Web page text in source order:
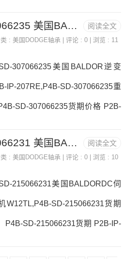
6215LU，7919CTRSUMP3热
厂家INS-SCM-70MINS-S2
格F4B-DL-104LFT-SCEZ-25M-SH
EASE轴承P2B-E-080MR023629
E-080MR023629价格,P2B-E-0
，RAE17NPPB N308
阅读全文
P4B-SD-307 066235 美国BALDOR逆变器 F4B-GT-108
类 :美国DODGE轴承 | 评论 : 0 | 浏览 : 11
307066235美国BALDOR逆变
IP-207RE,P4B-SD-307066235重
SD-307066235货期价格 P2B-
家INS-SC-200P2B-DLMAH-115
207RFC-S2-208R日本EASE轴
SD-307066235参数P4B-SD-307
价格,P4B-SD-307066235采
阅读全文
P4B-SD-215 066231 美国BALDOR DC伺服电机 P2B-DL-104
类 :美国DODGE轴承 | 评论 : 0 | 浏览 : 10
215066231美国BALDORDC伺
W12TL,P4B-SD-215066231货期
P4B-SD-215066231货期 P2B-IP-